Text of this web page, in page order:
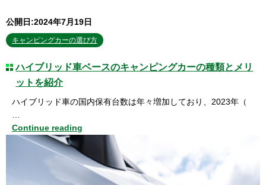
公開日:2024年7月19日
キャンピングカーの選び方
ハイブリッド車ベースのキャンピングカーの種類とメリ
ットを紹介
ハイブリッド車の国内保有台数は年々増加しており、2023年（
…
Continue reading